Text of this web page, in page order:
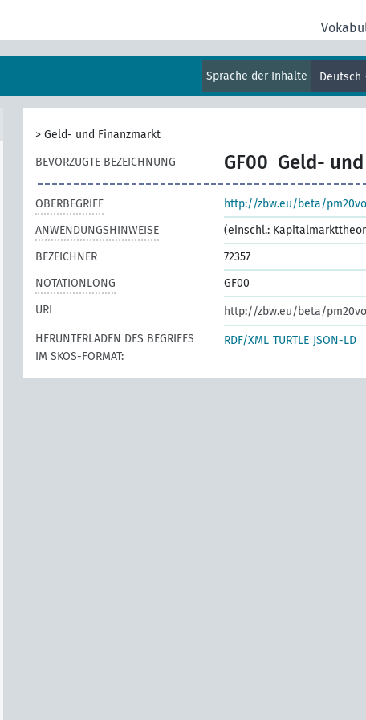
Sprache der Inhalte Deutsch
> Geld- und Finanzmarkt
BEVORZUGTE BEZEICHNUNG
GF00 Geld-
OBERBEGRIFF http://zbw.eu/beta/
ANWENDUNGSHINWEISE
(einschl.:
BEZEICHNER
72357
NOTATIONLONG
GF00
URI
http://zbw.eu/beta/
HERUNTERLADEN DES BEGRIFFS
IM SKOS-FORMAT:
RDF/XML TURTLE JSON-LD